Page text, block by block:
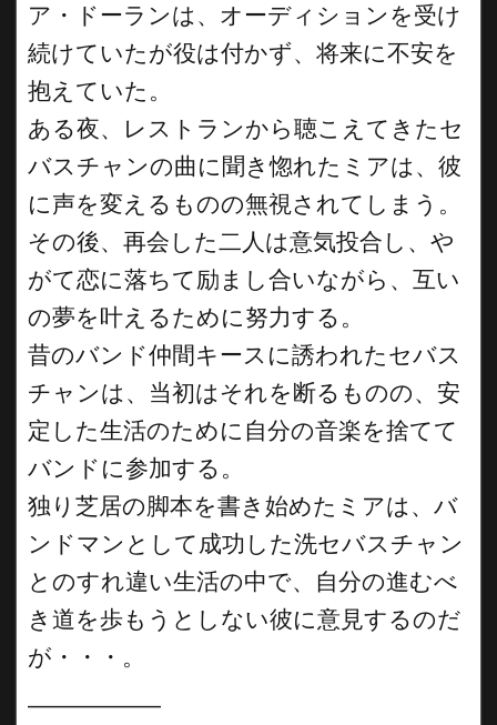
ア・ドーランは、オーディションを受け
続けていたが役は付かず、将来に不安を
抱えていた。
ある夜、レストランから聴こえてきたセ
バスチャンの曲に聞き惚れたミアは、彼
に声を変えるものの無視されてしまう。
その後、再会した二人は意気投合し、や
がて恋に落ちて励まし合いながら、互い
の夢を叶えるために努力する。
昔のバンド仲間キースに誘われたセバス
チャンは、当初はそれを断るものの、安
定した生活のために自分の音楽を捨てて
バンドに参加する。
独り芝居の脚本を書き始めたミアは、バ
ンドマンとして成功した洗セバスチャン
とのすれ違い生活の中で、自分の進むべ
き道を歩もうとしない彼に意見するのだ
が・・・。